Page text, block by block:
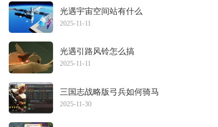
光遇宇宙空间站有什么
2025-11-11
光遇引路风铃怎么搞
2025-11-11
三国志战略版弓兵如何骑马
2025-11-30